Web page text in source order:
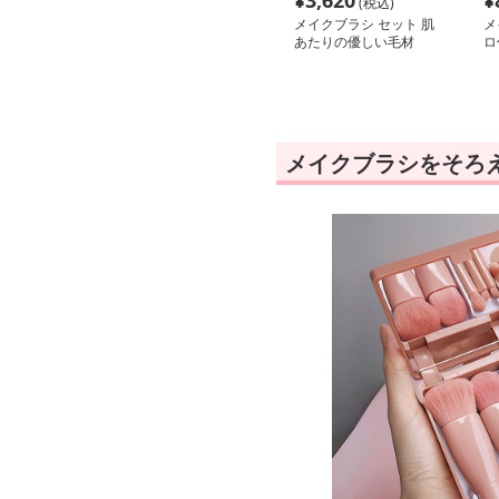
メイクブラシ セット 肌
あたりの優しい毛材
メイクブラシをそろ